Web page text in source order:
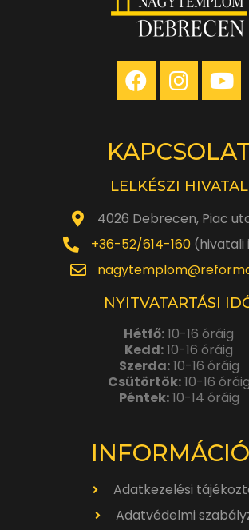
LELKÉSZI HIVATAL
4026 Debrecen, Piac
+36-52/614-160(hivatali
NYITVATARTÁSI
Hétfő:10-16 óráig
Kedd:10-16 óráig
Szerda:10-16 óráig
Csütörtök:10-16 óráig
Péntek:10-14 óráig
Adatkezelési
Adatvédelmi